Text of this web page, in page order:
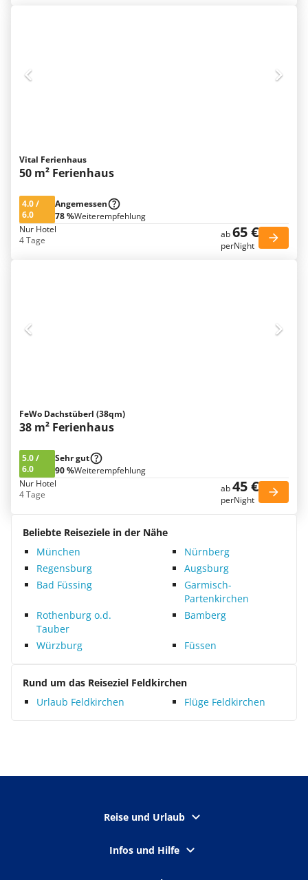
Vital Ferienhaus
50 m² Ferienhaus
4.0/
6.0
Angemessen
78 %Weiterempfehlung
Nur Hotel
4 Tage
ab65 €
perNight
FeWo Dachstüberl (38qm)
38 m² Ferienhaus
5.0/
6.0
Sehr gut
90 %Weiterempfehlung
Nur Hotel
4 Tage
ab45 €
perNight
Beliebte Reiseziele in der Nähe
München
Nürnberg
Regensburg
Augsburg
Bad Füssing
Garmisch-
Partenkirchen
Rothenburg o.d.
Tauber
Bamberg
Würzburg Füssen
Rund um das Reiseziel Feldkirchen
Urlaub Feldkirchen
Flüge Feldkirchen
Reise und Urlaub
Infos und Hilfe